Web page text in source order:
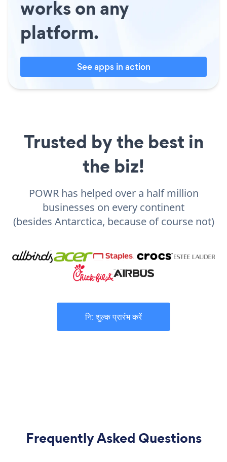
works on any
platform.
See apps in action
Trusted by the best in
the biz!
POWR has helped over a half million
businesses on every continent
(besides Antarctica, because of course not)
नि: शुल्क प्रारंभ करें
Frequently Asked Questions